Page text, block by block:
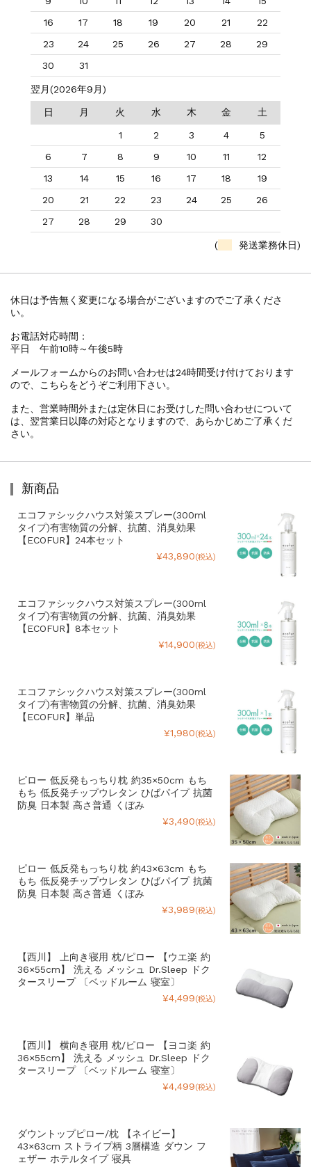
16
17 18 19 20 21
22
23
24 25 26 27 28
29
30
31
翌月(2026年9月)
日 月 火 水 木 金 土
1 2 3 4
5
6
7 8 9 10 11
12
13
14 15 16 17 18
19
20
21 22 23 24 25
26
27
28 29 30
( 発送業務休日)
休日は予告無く変更になる場合がございますのでご了承くださ
い。
お電話対応時間：
平日 午前10時～午後5時
メールフォームからのお問い合わせは24時間受け付けております
ので、こちらをどうぞご利用下さい。
また、営業時間外または定休日にお受けした問い合わせについて
は、翌営業日以降の対応となりますので、あらかじめご了承くだ
さい。
新商品
エコファシックハウス対策スプレー(300ml
タイプ)有害物質の分解、抗菌、消臭効果
【ECOFUR】24本セット
¥43,890(税込)
エコファシックハウス対策スプレー(300ml
タイプ)有害物質の分解、抗菌、消臭効果
【ECOFUR】8本セット
¥14,900(税込)
エコファシックハウス対策スプレー(300ml
タイプ)有害物質の分解、抗菌、消臭効果
【ECOFUR】単品
¥1,980(税込)
ピロー 低反発もっちり枕 約35×50cm もち
もち 低反発チップウレタン ひばパイプ 抗菌
防臭 日本製 高さ普通 くぼみ
¥3,490(税込)
ピロー 低反発もっちり枕 約43×63cm もち
もち 低反発チップウレタン ひばパイプ 抗菌
防臭 日本製 高さ普通 くぼみ
¥3,989(税込)
【西川】 上向き寝用 枕/ピロー 【ウエ楽 約
36×55cm】 洗える メッシュ Dr.Sleep ドク
タースリープ 〔ベッドルーム 寝室〕
¥4,499(税込)
【西川】 横向き寝用 枕/ピロー 【ヨコ楽 約
36×55cm】 洗える メッシュ Dr.Sleep ドク
タースリープ 〔ベッドルーム 寝室〕
¥4,499(税込)
ダウントップピロー/枕 【ネイビー】
43×63cm ストライプ柄 3層構造 ダウン フ
ェザー ホテルタイプ 寝具